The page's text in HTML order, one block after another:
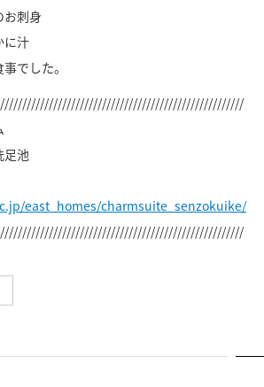
お刺身
に汁
でした。
足池
east_homes/charmsuite_senzokuike/